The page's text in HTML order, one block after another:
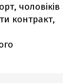
чоловіків
контракт,